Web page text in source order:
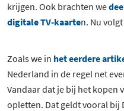
17 besproken
krijgen. Ook brachten we
digitale TV-kaarten. Nu
Zoals we in het eerdere
Nederland in de regel net
Vandaar dat je bij het kopen
opletten. Dat geldt vooral bij